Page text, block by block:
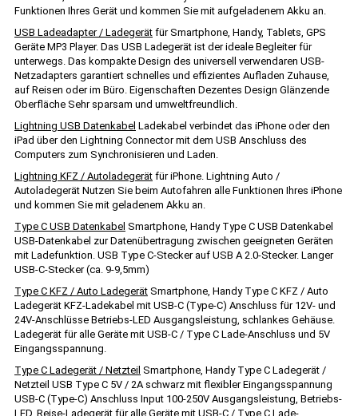
Funktionen Ihres Gerät und kommen Sie mit aufgeladenem Akku an.
USB Ladeadapter / Ladegerät für Smartphone, Handy, Tablets, GPS
Geräte MP3 Player. Das USB Ladegerät ist der ideale Begleiter für
unterwegs. Das kompakte Design des universell verwendaren USB-
Netzadapters garantiert schnelles und effizientes Aufladen Zuhause,
auf Reisen oder im Büro. Eigenschaften Dezentes Design Glänzende
Oberfläche Sehr sparsam und umweltfreundlich.
Lightning USB Datenkabel Ladekabel verbindet das iPhone oder den
iPad über den Lightning Connector mit dem USB Anschluss des
Computers zum Synchronisieren und Laden.
Lightning KFZ / Autoladegerät für iPhone. Lightning Auto /
Autoladegerät Nutzen Sie beim Autofahren alle Funktionen Ihres iPhone
und kommen Sie mit geladenem Akku an.
Type C USB Datenkabel Smartphone, Handy Type C USB Datenkabel
USB-Datenkabel zur Datenübertragung zwischen geeigneten Geräten
mit Ladefunktion. USB Type C-Stecker auf USB A 2.0-Stecker. Langer
USB-C-Stecker (ca. 9-9,5mm)
Type C KFZ / Auto Ladegerät Smartphone, Handy Type C KFZ / Auto
Ladegerät KFZ-Ladekabel mit USB-C (Type-C) Anschluss für 12V- und
24V-Anschlüsse Betriebs-LED Ausgangsleistung, schlankes Gehäuse.
Ladegerät für alle Geräte mit USB-C / Type C Lade-Anschluss und 5V
Eingangsspannung.
Type C Ladegerät / Netzteil Smartphone, Handy Type C Ladegerät /
Netzteil USB Type C 5V / 2A schwarz mit flexibler Eingangsspannung
USB-C (Type-C) Anschluss Input 100-250V Ausgangsleistung, Betriebs-
LED. Reise-Ladegerät für alle Geräte mit USB-C / Type C Lade-